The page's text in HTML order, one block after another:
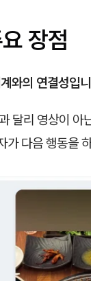
장점
와의 연결성입
달리 영상이 아
가 다음 행동을